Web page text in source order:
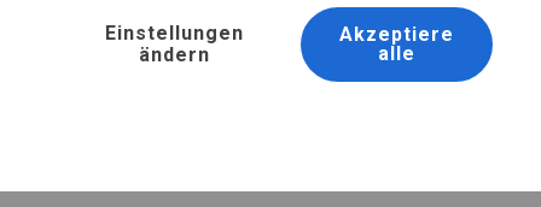
Einstellungen
ändern
Akzeptiere
alle